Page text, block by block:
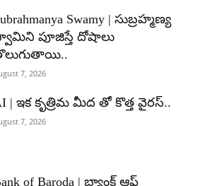
Swamy | సుబ్రహ్మణ్య
పూజిస్తే దోషాలు
7, 2026
| ఇక కృత్రిమ మీద తో కొత్త వైరస్..
7, 2026
of Baroda | బ్యాంక్‌ ఆఫ్‌